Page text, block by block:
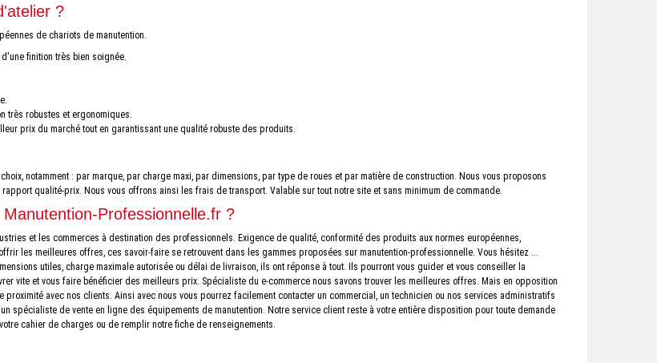
?
de chariots de manutention.
finition très bien soignée.
très robustes et ergonomiques.
prix du marché tout en garantissant une qualité robuste des produits.
notamment : par marque, par charge maxi, par dimensions, par type de roues et par matière de construction. Nous vous proposons
qualité-prix. Nous vous offrons ainsi les frais de transport. Valable sur tout notre site et sans minimum de commande.
Professionnelle.fr ?
et les commerces à destination des professionnels. Exigence de qualité, conformité des produits aux normes européennes,
les meilleures offres, ces savoir-faire se retrouvent dans les gammes proposées sur manutention-professionnelle. Vous hésitez ...
utiles, charge maximale autorisée ou délai de livraison, ils ont réponse à tout. Ils pourront vous guider et vous conseiller la
vite et vous faire bénéficier des meilleurs prix. Spécialiste du e-commerce nous savons trouver les meilleures offres. Mais en opposition
avec nos clients. Ainsi avec nous vous pourrez facilement contacter un commercial, un technicien ou nos services administratifs
spécialiste de vente en ligne des équipements de manutention. Notre service client reste à votre entière disposition pour toute demande
cahier de charges ou de remplir notre fiche de renseignements.